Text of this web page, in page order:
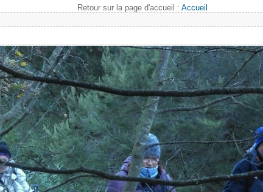
Retour sur la page d'accueil : Accueil